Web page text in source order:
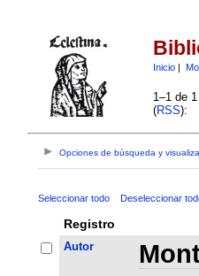
Inicio|
1–1 de
(RSS):
Opciones de búsqueda y
Seleccionar todo Deseleccionar
Registro
Autor